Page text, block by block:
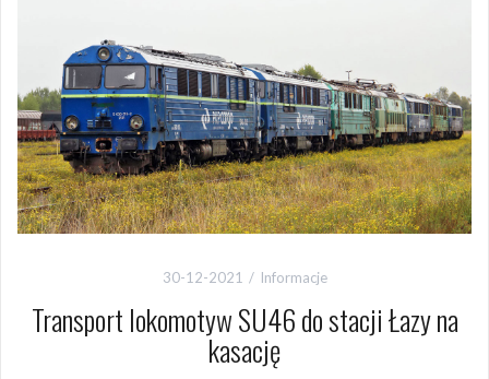
30-12-2021 Informacje
Transport lokomotyw SU46 do stacji Łazy na
kasację